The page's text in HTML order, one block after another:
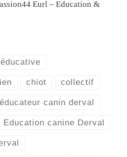
Eurl – Education &
chiot collectif
éducateur canin derval
Education canine Derval